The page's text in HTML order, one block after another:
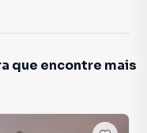
que encontre mais